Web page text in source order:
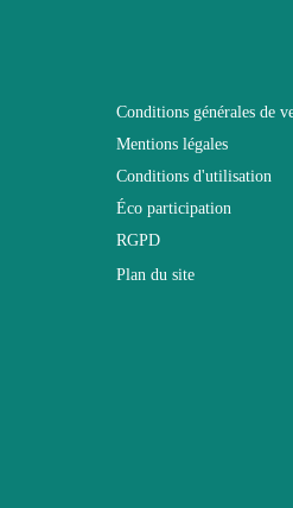
39
Non relevable
Panneaux de
Conditions générales de
Mentions légales
Conditions d'utilisation
Éco participation
RGPD
Plan du site